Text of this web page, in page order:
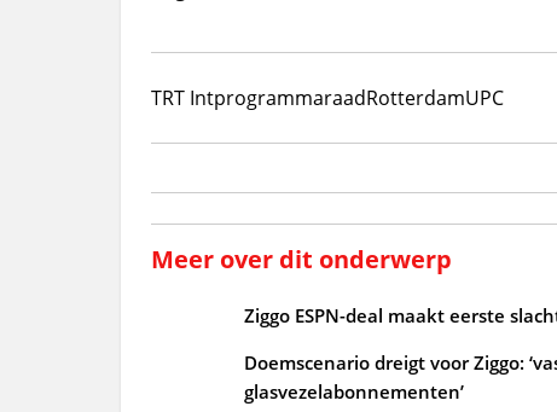
TRT IntprogrammaraadRotterdamUPC
Meer over dit onderwerp
Ziggo ESPN-deal maakt eerste
Doemscenario dreigt voor Ziggo:
glasvezelabonnementen’